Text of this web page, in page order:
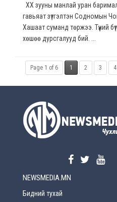
XX зууны манлай уран
гавьяат зүтгэлтэн Содномын
Хашаат суманд төржээ. Түүний
хөшөө дурсгалууд бий. ...
Page 1 of 6 1 2 3 4
NEWSMEDIA.MN
Бидний тухай